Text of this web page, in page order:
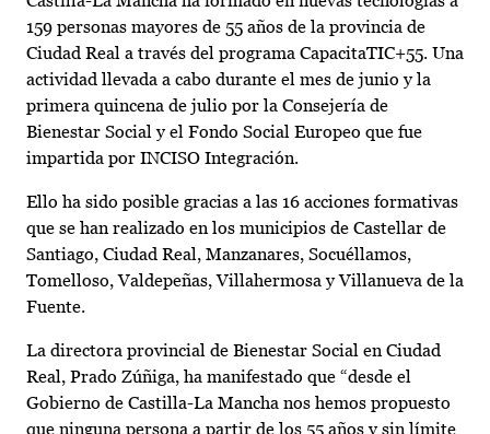
159 personas mayores de 55 años de la provincia de
Ciudad Real a través del programa CapacitaTIC+55. Una
actividad llevada a cabo durante el mes de junio y la
primera quincena de julio por la Consejería de
Bienestar Social y el Fondo Social Europeo que fue
impartida por INCISO Integración.
Ello ha sido posible gracias a las 16 acciones formativas
que se han realizado en los municipios de Castellar de
Santiago, Ciudad Real, Manzanares, Socuéllamos,
Tomelloso, Valdepeñas, Villahermosa y Villanueva de la
Fuente.
La directora provincial de Bienestar Social en Ciudad
Real, Prado Zúñiga, ha manifestado que “desde el
Gobierno de Castilla-La Mancha nos hemos propuesto
que ninguna persona a partir de los 55 años y sin límite